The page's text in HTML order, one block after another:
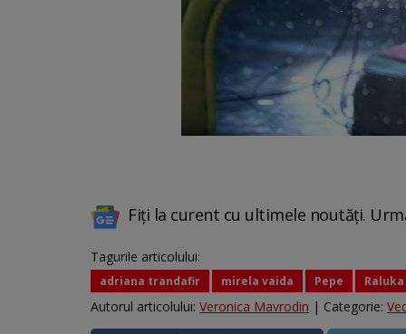
Fiți la curent cu ultimele noutăți.
Tagurile articolului:
adriana trandafir mirela vaida Pepe Raluka
Autorul articolului: Veronica Mavrodin | Categorie: